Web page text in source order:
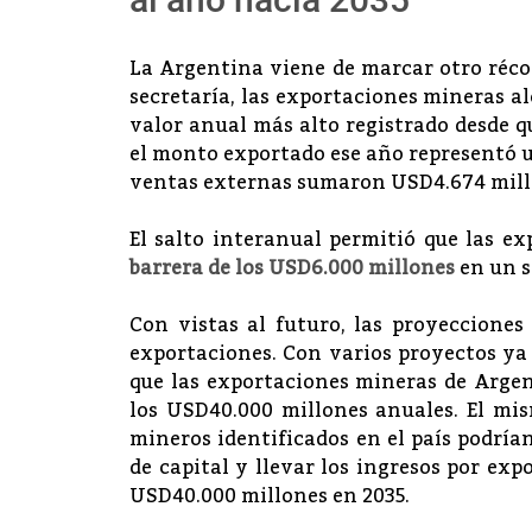
La Argentina viene de marcar otro
secretaría, las exportaciones mineras
valor anual más alto registrado desde
el monto exportado ese año
ventas externas sumaron USD4.674
El salto interanual permitió que las
barrera de los USD6.000 millonesen un
Con vistas al futuro, las
exportaciones. Con varios proyectos
que las exportaciones mineras de
los USD40.000 millones anuales. El
mineros identificados en el país
de capital y llevar los ingresos por
USD40.000 millones en 2035.